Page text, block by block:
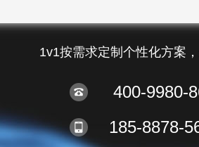
1v1按需求定制个性化方案
400-9980-
185-8878-